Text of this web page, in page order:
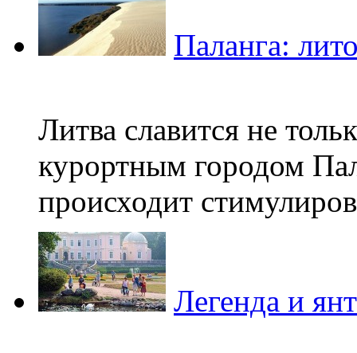
Паланга:
Литва славится не
курортным городом
происходит
Легенда и